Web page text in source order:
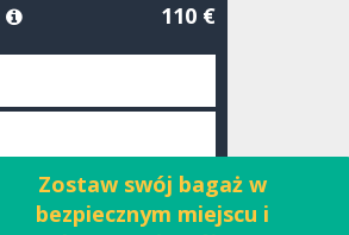
110 €
Zostaw swój bagaż w
bezpiecznym miejscu i